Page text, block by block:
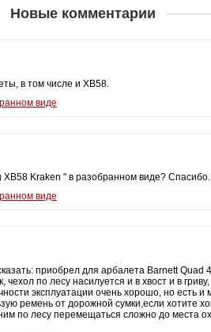
Новые комментарии
в том числе и ХВ58.
виде
Kraken " в разобранном виде? Спасибо.
виде
приобрел для арбалета Barnett Quad
по лесу насилуется и в хвост и в
эксплуатации очень хорошо, но есть
ремень от дорожной сумки,если хотите
по лесу перемещаться сложно до места